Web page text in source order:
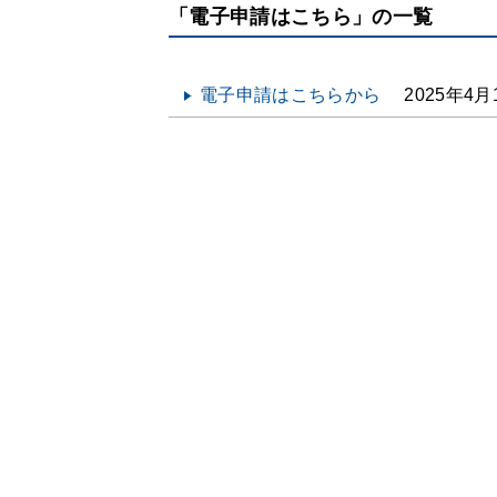
「電子申請はこちら」の一覧
電子申請はこちらから 2025年4月